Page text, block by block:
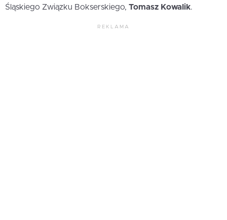
Śląskiego Związku Bokserskiego, Tomasz Kowalik.
REKLAMA